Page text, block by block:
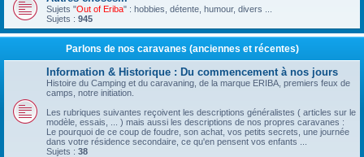
Sujets "Out of Eriba" : hobbies, détente, humour, divers ...
Sujets : 945
Parlons de nos caravanes (anciennes et récentes)
Information & Historique : Du commencement à nos jours
Histoire du Camping et du caravaning, de la marque ERIBA, premiers feux de
camps, notre initiation.
Les rubriques suivantes reçoivent les descriptions généralistes ( articles sur le
modèle, essais, ... ) mais aussi les descriptions de nos propres caravanes :
Le pourquoi de ce coup de foudre, son achat, vos petits secrets, une journée
dans votre résidence secondaire, ce qu'en pensent vos enfants ...
Sujets : 38